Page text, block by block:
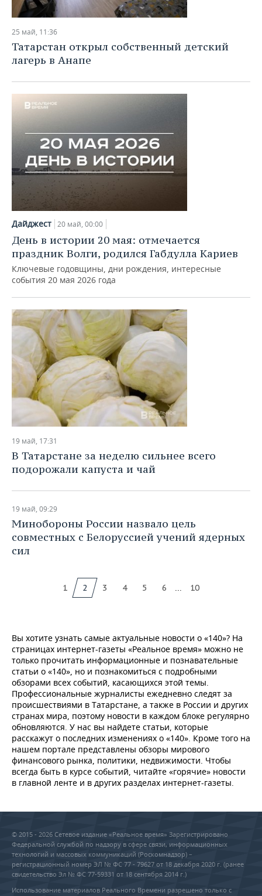
25 май, 11:36
Татарстан открыл собственный детский
лагерь в Анапе
Дайджест 20 май, 00:00
День в истории 20 мая: отмечается
праздник Волги, родился Габдулла Кариев
Ключевые годовщины, дни рождения, интересные
события 20 мая 2026 года
19 май, 17:31
В Татарстане за неделю сильнее всего
подорожали капуста и чай
19 май, 09:29
Минобороны России назвало цель
совместных с Белоруссией учений ядерных
сил
1 2 3 4 5 6 ... 10
Вы хотите узнать самые актуальные новости о «140»? На
страницах интернет-газеты «Реальное время» можно не
только прочитать информационные и познавательные
статьи о «140», но и познакомиться с подробными
обзорами всех событий, касающихся этой темы.
Профессиональные журналисты ежедневно следят за
происшествиями в Татарстане, а также в России и других
странах мира, поэтому новости в каждом блоке регулярно
обновляются. У нас вы найдете статьи, которые
расскажут о последних изменениях о «140». Кроме того на
нашем портале представлены обзоры мирового
финансового рынка, политики, недвижимости. Чтобы
всегда быть в курсе событий, читайте «горячие» новости
в главной ленте и в других разделах интернет-газеты.
© 2015 - 2026 Сетевое издание «Реальное время» Зарегистрировано
Федеральной службой по надзору в сфере связи, информационных
технологий и массовых коммуникаций (Роскомнадзор) –
регистрационный номер ЭЛ № ФС 77 - 79627 от 18 декабря 2020 г. (ранее
свидетельство Эл № ФС 77-59331 от 18 сентября 2014 г.)
Использование материалов Реального Времени разрешено только с